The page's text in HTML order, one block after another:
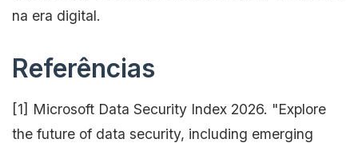
na era digital.
Referências
[1] Microsoft Data Security Index 2026. "Explore
the future of data security, including emerging